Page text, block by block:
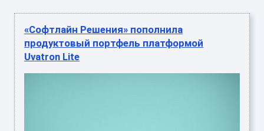
«Софтлайн Решения» пополнила
продуктовый портфель платформой
Uvatron Lite